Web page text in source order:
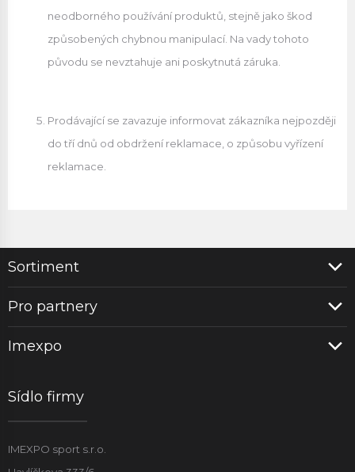
neodborného používání produktů, stejně jako škod
způsobených chybnou manipulací. Na vady tohoto
původu se nevztahuje ani poskytnutá záruka.
Prodávající se zavazuje informovat zákazníka nejpozději
do tří dnů od obdržení reklamace, o způsobu vyřízení
reklamace.
Sortiment
Pro partnery
Imexpo
Sídlo firmy
IMEXPO sport s.r.o.